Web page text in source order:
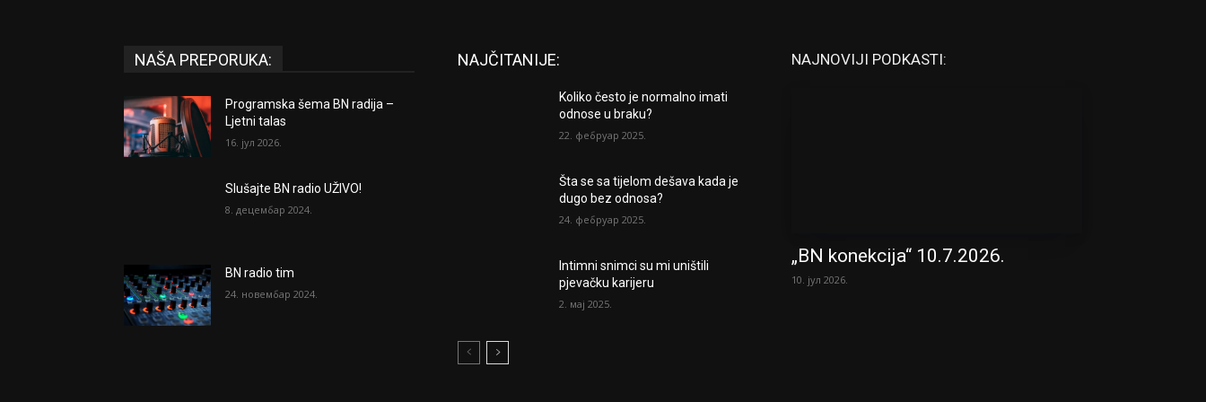
NAŠA PREPORUKA:
Programska šema BN radija –
Ljetni talas
16. јул 2026.
Slušajte BN radio UŽIVO!
8. децембар 2024.
BN radio tim
24. новембар 2024.
NAJČITANIJE:
Koliko često je normalno imati
odnose u braku?
22. фебруар 2025.
Šta se sa tijelom dešava kada je
dugo bez odnosa?
24. фебруар 2025.
Intimni snimci su mi uništili
pjevačku karijeru
2. мај 2025.
NAJNOVIJI PODKASTI:
„BN konekcija“ 10.7.2026.
10. јул 2026.